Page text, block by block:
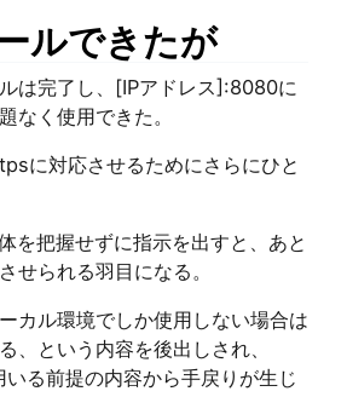
ルできたが
は完了し、[IPアドレス]:8080に
なく使用できた。
に対応させるためにさらにひと
を把握せずに指示を出すと、あと
せられる羽目になる。
カル環境でしか使用しない場合は
、という内容を後出しされ、
る前提の内容から手戻りが生じ